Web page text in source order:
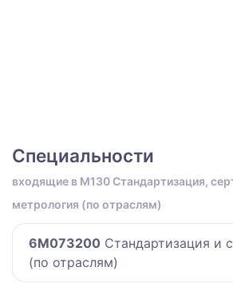
Специальности
входящие в M130 Стандартизация,
метрология (по отраслям)
6M073200 Стандартизация и
(по отраслям)